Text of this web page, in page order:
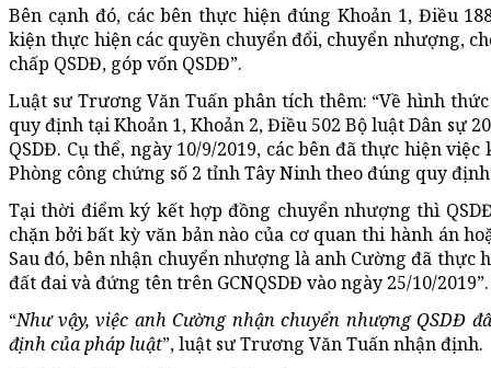
Bên cạnh đó, các bên thực hiện đúng Khoản 1, Điều
kiện thực hiện các quyền chuyển đổi, chuyển nhượng,
chấp QSDĐ, góp vốn QSDĐ”.
Luật sư Trương Văn Tuấn phân tích thêm: “Về hình
quy định tại Khoản 1, Khoản 2, Điều 502 Bộ luật Dân sự
QSDĐ. Cụ thể, ngày 10/9/2019, các bên đã thực hiện
Phòng công chứng số 2 tỉnh Tây Ninh theo đúng quy
Tại thời điểm ký kết hợp đồng chuyển nhượng thì
chặn bởi bất kỳ văn bản nào của cơ quan thi hành án
Sau đó, bên nhận chuyển nhượng là anh Cường đã
đất đai và đứng tên trên GCNQSDĐ vào ngày 25/10/2019”.
“Như vậy, việc anh Cường nhận chuyển nhượng QSDĐ
định của pháp luật”, luật sư Trương Văn Tuấn nhận định.